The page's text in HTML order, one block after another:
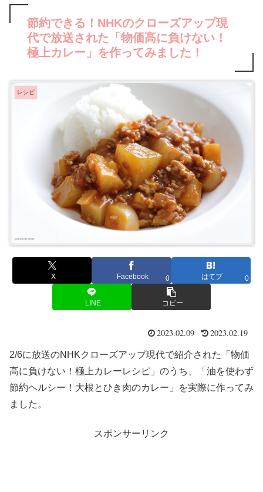
節約できる！NHKのクローズアップ現
代で放送された「物価高に負けない！
極上カレー」を作ってみました！
レシピ
X Facebook 0 はてブ 0
LINE コピー
2023.02.09 2023.02.19
2/6に放送のNHKクローズアップ現代で紹介された「物価
高に負けない！極上カレーレシピ」のうち、「油を使わず
節約ヘルシー！大根とひき肉のカレー」を実際に作ってみ
ました。
スポンサーリンク